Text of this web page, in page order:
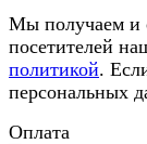
Мы получаем и
посетителей
политикой.
персональных
Оплата